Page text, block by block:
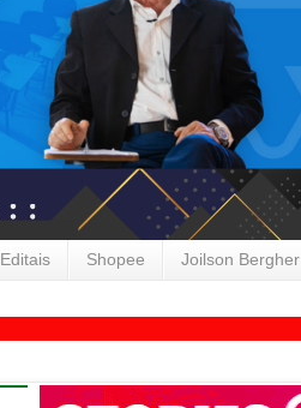
Editais Shopee Joilson Bergher